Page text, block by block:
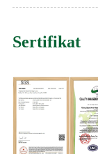
Sertifikat